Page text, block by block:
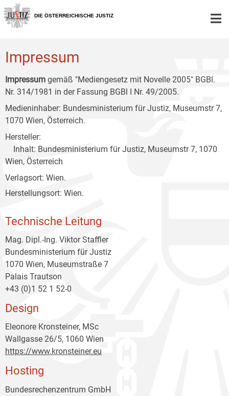
Zur
Hauptnavigation
[1]
Zum
Inhalt
[2]
Zum
Untermenü
[3]
DIE ÖSTERREICHISCHE JUSTIZ
Impressum
Impressum gemäß "Mediengesetz mit Novelle 2005" BGBl.
Nr. 314/1981 in der Fassung BGBl I Nr. 49/2005.
Medieninhaber: Bundesministerium für Justiz, Museumstr 7,
1070 Wien, Österreich.
Hersteller:
Inhalt: Bundesministerium für Justiz, Museumstr 7, 1070
Wien, Österreich
Verlagsort: Wien.
Herstellungsort: Wien.
Technische Leitung
Mag. Dipl.-Ing. Viktor Staffler
Bundesministerium für Justiz
1070 Wien, Museumstraße 7
Palais Trautson
+43 (0)1 52 1 52-0
Design
Eleonore Kronsteiner, MSc
Wallgasse 26/5, 1060 Wien
https://www.kronsteiner.eu
Hosting
Bundesrechenzentrum GmbH